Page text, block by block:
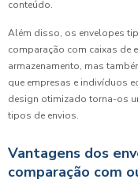
conteúdo.
Além disso, os envelopes
comparação com caixas de
armazenamento, mas
que empresas e indivíduos
design otimizado torna-os
tipos de envios.
Vantagens dos
comparação com